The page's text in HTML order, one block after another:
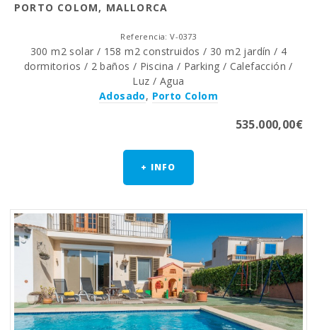
PORTO COLOM, MALLORCA
Referencia: V-0373
300 m2 solar / 158 m2 construidos / 30 m2 jardín / 4
dormitorios / 2 baños / Piscina / Parking / Calefacción /
Luz / Agua
Adosado, Porto Colom
535.000,00€
+ INFO